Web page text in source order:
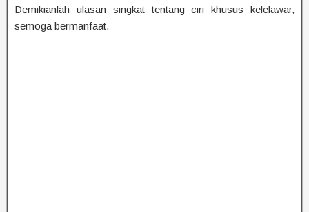
Demikianlah ulasan singkat tentang ciri khusus kelelawar,
semoga bermanfaat.